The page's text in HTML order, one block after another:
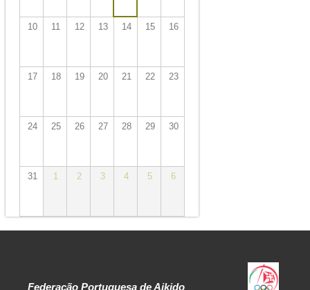
10 11 12 13 14 15 16
17 18 19 20 21 22 23
24 25 26 27 28 29 30
31 1 2 3 4 5 6
Federação Portuguesa de Aikido